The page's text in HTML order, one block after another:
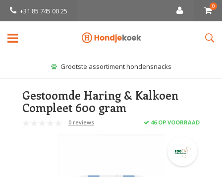
+31 85 745 00 25
0
Grootste assortiment hondensnacks
Gestoomde Haring & Kalkoen
Compleet 600 gram
0 reviews 46 OP VOORRAAD